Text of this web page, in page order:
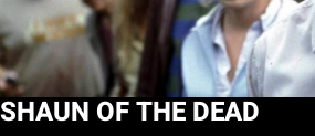
SHAUN OF THE DEAD